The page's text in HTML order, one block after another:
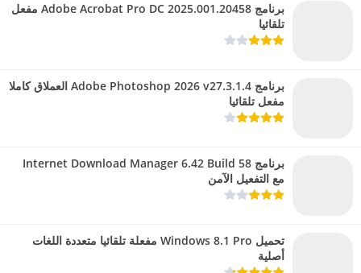
برنامج Adobe Acrobat Pro DC 2025.001.20458 مفعل
تلقائيا
برنامج Adobe Photoshop 2026 v27.3.1.4 العملاق كاملا
مفعل تلقائيا
برنامج Internet Download Manager 6.42 Build 58
مع التفعيل الآمن
تحميل Windows 8.1 Pro مفعلة تلقائيا متعددة اللغات
أصلية